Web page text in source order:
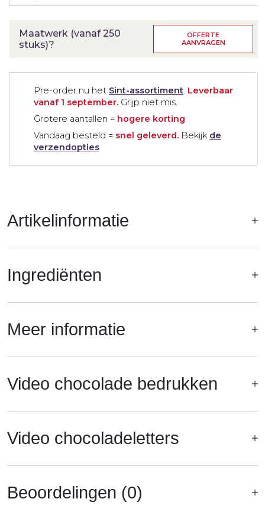
Maatwerk (vanaf 250
stuks)?
OFFERTE
AANVRAGEN
Pre-order nu het Sint-assortiment. Leverbaar
vanaf 1 september. Grijp niet mis.
Grotere aantallen = hogere korting
Vandaag besteld = snel geleverd. Bekijk de
verzendopties
Artikelinformatie
Ingrediënten
Meer informatie
Video chocolade bedrukken
Video chocoladeletters
Beoordelingen (0)